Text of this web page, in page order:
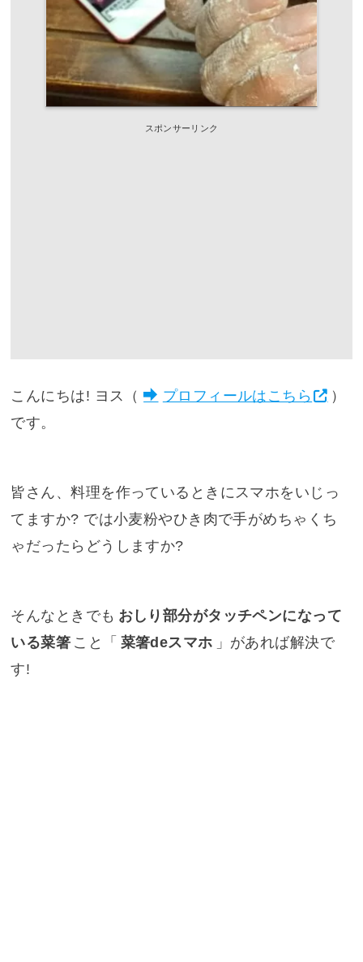
スポンサーリンク
こんにちは! ヨス（ プロフィールはこちら
）
です。
皆さん、料理を作っているときにスマホをいじっ
てますか? では小麦粉やひき肉で手がめちゃくち
ゃだったらどうしますか?
そんなときでも おしり部分がタッチペンになって
いる菜箸 こと「 菜箸deスマホ 」があれば解決で
す!